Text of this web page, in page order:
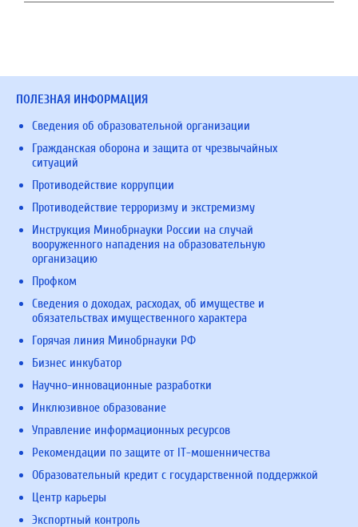
ПОЛЕЗНАЯ ИНФОРМАЦИЯ
Сведения об образовательной организации
Гражданская оборона и защита от чрезвычайных
ситуаций
Противодействие коррупции
Противодействие терроризму и экстремизму
Инструкция Минобрнауки России на случай
вооруженного нападения на образовательную
организацию
Профком
Сведения о доходах, расходах, об имуществе и
обязательствах имущественного характера
Горячая линия Минобрнауки РФ
Бизнес инкубатор
Научно-инновационные разработки
Инклюзивное образование
Управление информационных ресурсов
Рекомендации по защите от IT-мошенничества
Образовательный кредит с государственной поддержкой
Центр карьеры
Экспортный контроль